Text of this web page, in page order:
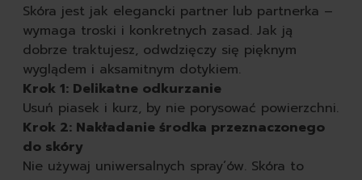
Skóra jest jak elegancki partner lub partnerka –
wymaga troski i konkretnych zasad. Jak ją
dobrze traktujesz, odwdzięczy się pięknym
wyglądem i aksamitnym dotykiem.
Krok 1: Delikatne odkurzanie
Usuń piasek i kurz, by nie porysować powierzchni.
Krok 2: Nakładanie środka przeznaczonego
do skóry
Nie używaj uniwersalnych spray’ów. Skóra to